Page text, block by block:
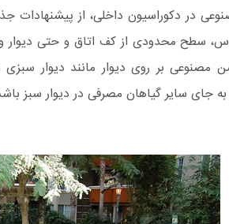
در دکوراسیون داخلی، از
سطح محدودی از کف اتاق و حتی دیوار
بر روی دیوار مانند دیوار سبزی
جای سایر گیاهان مصرفی در دیوار سبز